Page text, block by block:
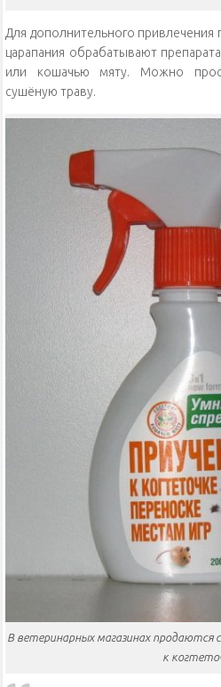
Для дополнительного привлечения
царапания обрабатывают
или кошачью мяту. Можно
сушёную траву.
В ветеринарных магазинах продаются
к